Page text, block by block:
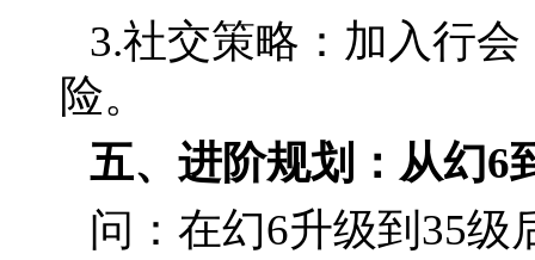
3.社交策略：加入行
险。
五、进阶规划：从幻6
问：在幻6升级到35级